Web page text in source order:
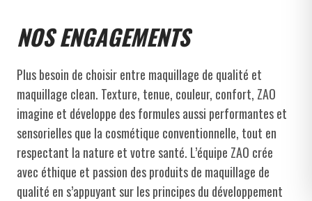
NOS ENGAGEMENTS
Plus besoin de choisir entre maquillage de qualité et
maquillage clean. Texture, tenue, couleur, confort, ZAO
imagine et développe des formules aussi performantes et
sensorielles que la cosmétique conventionnelle, tout en
respectant la nature et votre santé. L’équipe ZAO crée
avec éthique et passion des produits de maquillage de
qualité en s’appuyant sur les principes du développement